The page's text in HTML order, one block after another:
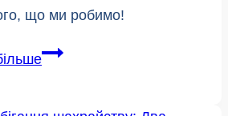
що ми робимо!
Місячник